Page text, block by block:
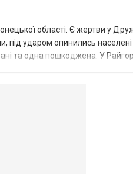
області. Є жертви у
під ударом опинились населені
та одна пошкоджена. У